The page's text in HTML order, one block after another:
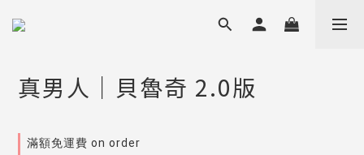
真男人｜貝魯奇 2.0版
滿額免運費 on order